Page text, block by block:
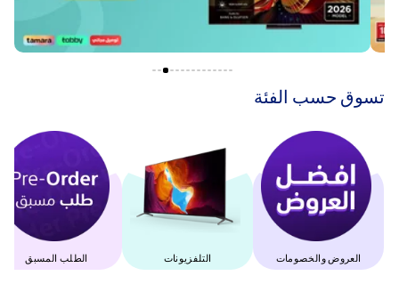
‫تسوق حسب الفئة‬
العروض والخصومات التلفزيونات الطلب المسبق